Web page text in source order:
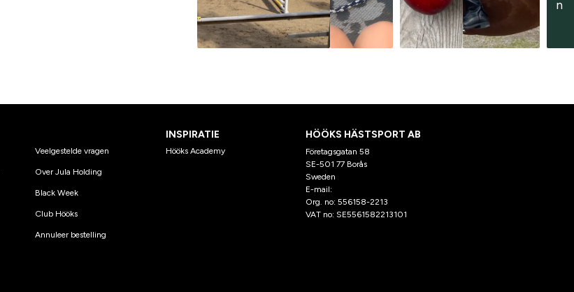
n
Veelgestelde vragen
Over Jula Holding
Black Week
Club Hööks
Annuleer bestelling
INSPIRATIE
Hööks Academy
HÖÖKS HÄSTSPORT AB
Företagsgatan 58
SE-501 77 Borås
Sweden
E-mail:
Org. no: 556158-2213
VAT no: SE5561582213101